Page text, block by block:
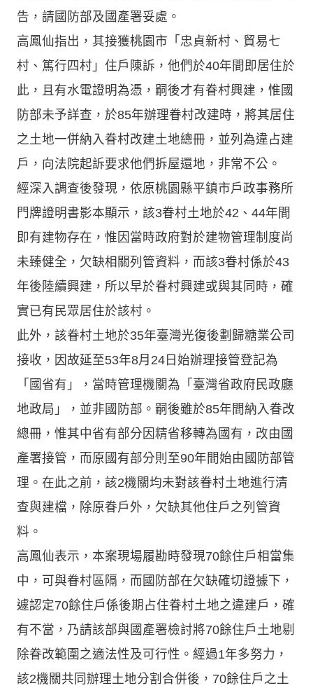
告，請國防部及國產署妥處。
高鳳仙指出，其接獲桃園市「忠貞新村、貿易七
村、篤行四村」住戶陳訴，他們於40年間即居住於
此，且有水電證明為憑，嗣後才有眷村興建，惟國
防部未予詳查，於85年辦理眷村改建時，將其居住
之土地一併納入眷村改建土地總冊，並列為違占建
戶，向法院起訴要求他們拆屋還地，非常不公。
經深入調查後發現，依原桃園縣平鎮市戶政事務所
門牌證明書影本顯示，該3眷村土地於42、44年間
即有建物存在，惟因當時政府對於建物管理制度尚
未臻健全，欠缺相關列管資料，而該3眷村係於43
年後陸續興建，所以早於眷村興建或與其同時，確
實已有民眾居住於該村。
此外，該眷村土地於35年臺灣光復後劃歸糖業公司
接收，因故延至53年8月24日始辦理接管登記為
「國省有」，當時管理機關為「臺灣省政府民政廳
地政局」，並非國防部。嗣後雖於85年間納入眷改
總冊，惟其中省有部分因精省移轉為國有，改由國
產署接管，而原國有部分則至90年間始由國防部管
理。在此之前，該2機關均未對該眷村土地進行清
查與建檔，除原眷戶外，欠缺其他住戶之列管資
料。
高鳳仙表示，本案現場履勘時發現70餘住戶相當集
中，可與眷村區隔，而國防部在欠缺確切證據下，
遽認定70餘住戶係後期占住眷村土地之違建戶，確
有不當，乃請該部與國產署檢討將70餘住戶土地剔
除眷改範圍之適法性及可行性。經過1年多努力，
該2機關共同辦理土地分割合併後，70餘住戶之土